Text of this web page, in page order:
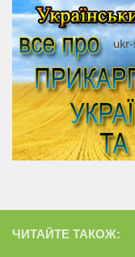
ЧИТАЙТЕ ТАКОЖ: